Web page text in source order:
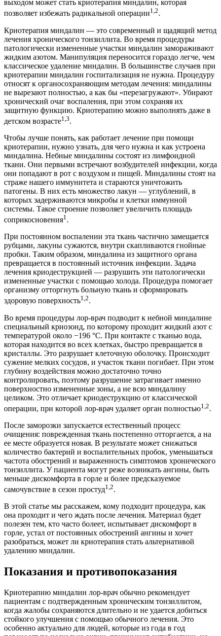
выходом может стать криотерапия миндалин, которая
позволяет избежать радикальной операции1,2.
Криотерапия миндалин — это современный и щадящий метод
лечения хронического тонзиллита. Во время процедуры
патологически измененные участки миндалин замораживают
жидким азотом. Манипуляция переносится гораздо легче, чем
классическое удаление миндалин. В большинстве случаев при
криотерапии миндалин госпитализация не нужна. Процедуру
относят к органосохраняющим методам лечения: миндалины
не вырезают полностью, а как бы «перезагружают». Убирают
хронический очаг воспаления, при этом сохраняя их
защитную функцию. Криотерапию можно выполнять даже в
детском возрасте1,3.
Чтобы лучше понять, как работает лечение при помощи
криотерапии, нужно узнать, для чего нужна и как устроена
миндалина. Небные миндалины состоят из лимфоидной
ткани. Они первыми встречают возбудителей инфекции, когда
они попадают в рот с воздухом и пищей. Миндалины стоят на
страже нашего иммунитета и стараются уничтожить
патогены. В них есть множество лакун — углублений, в
которых задерживаются микробы и клетки иммунной
системы. Такое строение позволяет увеличить площадь
соприкосновения1.
При постоянном воспалении эта ткань частично замещается
рубцами, лакуны сужаются, внутри скапливаются гнойные
пробки. Таким образом, миндалина из защитного органа
превращается в постоянный источник инфекции. Задача
лечения криодеструкцией — разрушить эти патологически
измененные участки с помощью холода. Процедура помогает
организму отторгнуть больную ткань и сформировать
здоровую поверхность1,2.
Во время процедуры лор-врач подводит к небной миндалине
специальный криозонд, по которому проходит жидкий азот с
температурой около −196 °C. При контакте с тканью вода,
которая находится во всех клетках, быстро превращается в
кристаллы. Это разрушает клеточную оболочку. Происходит
сужение мелких сосудов, и участок ткани погибает. При этом
глубину воздействия можно достаточно точно
контролировать, поэтому разрушение затрагивает именно
поверхностно измененные зоны, а не всю миндалину
целиком. Это отличает криодеструкцию от классической
операции, при которой лор-врач удаляет орган полностью1,2.
После заморозки запускается естественный процесс
очищения: поврежденная ткань постепенно отторгается, а на
ее месте образуется новая. В результате может снижаться
количество бактерий и воспалительных пробок, уменьшаться
частота обострений и выраженность симптомов хронического
тонзиллита. У пациента могут реже возникать ангины, быть
меньше дискомфорта в горле и более предсказуемое
самочувствие в сезон простуд1,2.
В этой статье мы расскажем, кому подходит процедура, как
она проходит и чего ждать после лечения. Материал будет
полезен тем, кто часто болеет, испытывает дискомфорт в
горле, устал от постоянных обострений ангины и хочет
разобраться, может ли криотерапия стать альтернативой
удалению миндалин.
Показания и противопоказания
Криотерапию миндалин лор-врач обычно рекомендует
пациентам с подтвержденным хроническим тонзиллитом,
когда жалобы сохраняются длительно и не удается добиться
стойкого улучшения с помощью обычного лечения. Это
особенно актуально для людей, которые из года в год